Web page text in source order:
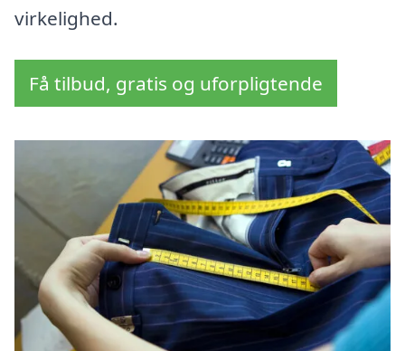
virkelighed.
Få tilbud, gratis og uforpligtende